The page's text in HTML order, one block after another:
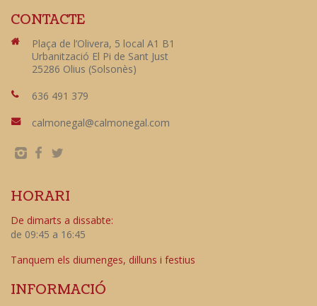
CONTACTE
Plaça de l’Olivera, 5 local A1 B1
Urbanització El Pi de Sant Just
25286 Olius (Solsonès)
636 491 379
calmonegal@calmonegal.com
HORARI
De dimarts a dissabte:
de 09:45 a 16:45
Tanquem els diumenges, dilluns i festius
INFORMACIÓ